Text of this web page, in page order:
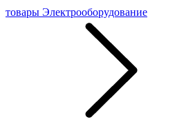
товары Электрооборудование